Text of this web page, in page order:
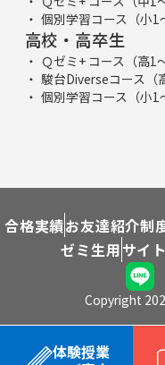
個別学習コース（小1
高校・高卒生
Ｑゼミ+ コース（高1
駿台Diverseコース（
個別学習コース（小1
合格実績お友達紹介制
ゼミ生用サイ
Copyright
体験授業